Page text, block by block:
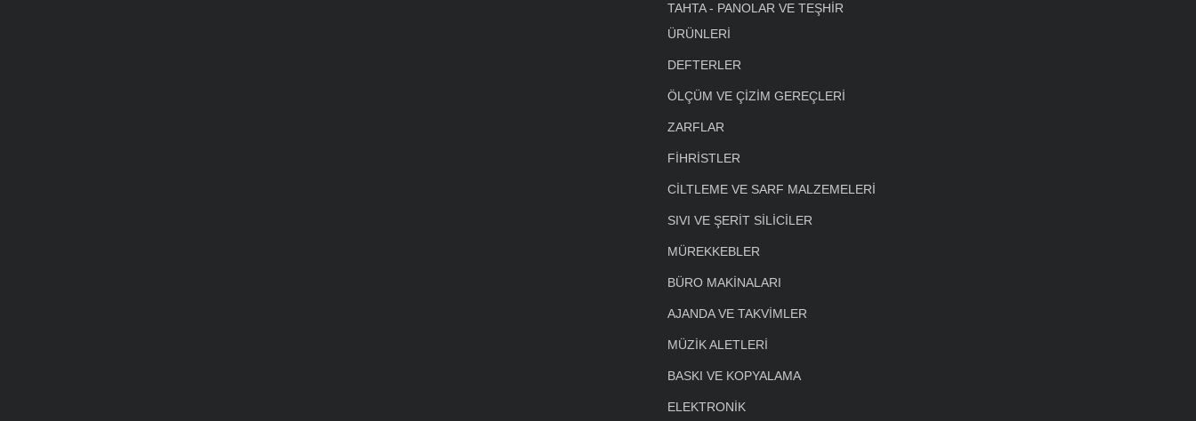
TAHTA - PANOLAR VE TEŞHİR
ÜRÜNLERİ
DEFTERLER
ÖLÇÜM VE ÇİZİM GEREÇLERİ
ZARFLAR
FİHRİSTLER
CİLTLEME VE SARF MALZEMELERİ
SIVI VE ŞERİT SİLİCİLER
MÜREKKEBLER
BÜRO MAKİNALARI
AJANDA VE TAKVİMLER
MÜZİK ALETLERİ
BASKI VE KOPYALAMA
ELEKTRONİK